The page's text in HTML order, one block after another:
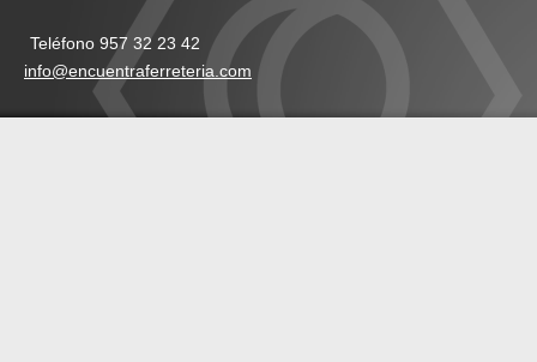
Teléfono 957 32 23 42
info@encuentraferreteria.com